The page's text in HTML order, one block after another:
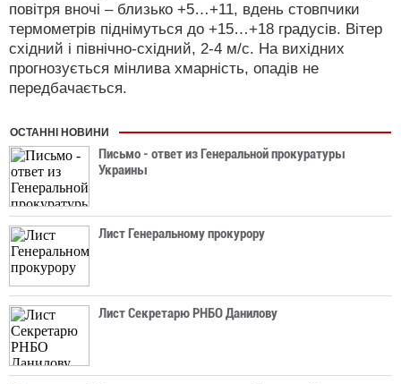
повітря вночі – близько +5…+11, вдень стовпчики
термометрів піднімуться до +15…+18 градусів. Вітер
східний і північно-східний, 2-4 м/с. На вихідних
прогнозується мінлива хмарність, опадів не
передбачається.
ОСТАННІ НОВИНИ
Письмо - ответ из Генеральной прокуратуры
Украины
Лист Генеральному прокурору
Лист Секретарю РНБО Данилову